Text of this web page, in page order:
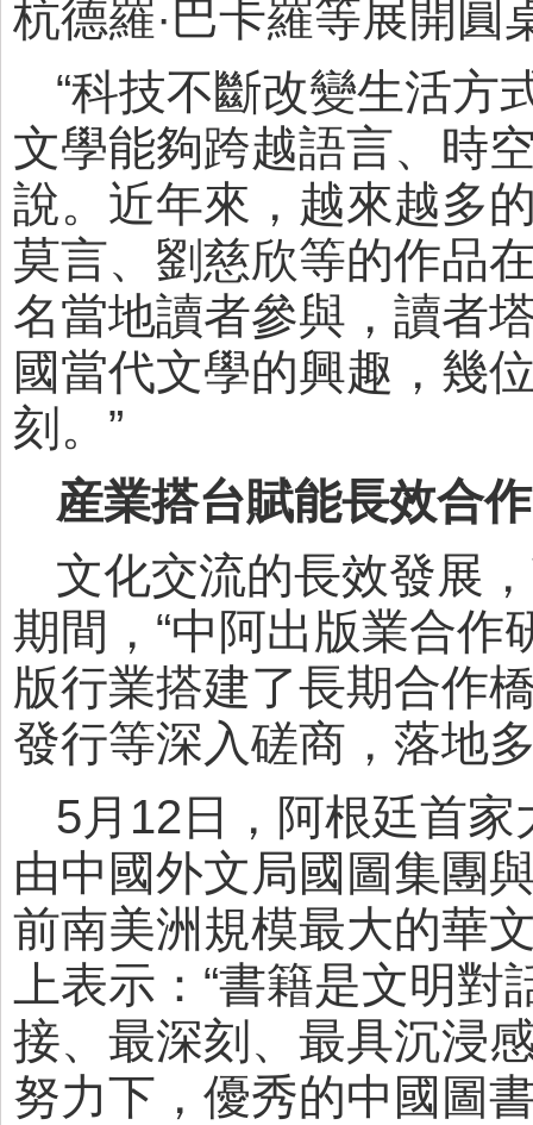
杭德羅·巴卡羅等展開圓
“科技不斷改變生活方
文學能夠跨越語言、時
說。近年來，越來越多
莫言、劉慈欣等的作品
名當地讀者參與，讀者
國當代文學的興趣，幾
刻。”
産業搭台賦能長效合作
文化交流的長效發展
期間，“中阿出版業合作
版行業搭建了長期合作
發行等深入磋商，落地
5月12日，阿根廷首家
由中國外文局國圖集團
前南美洲規模最大的華
上表示：“書籍是文明
接、最深刻、最具沉浸
努力下，優秀的中國圖